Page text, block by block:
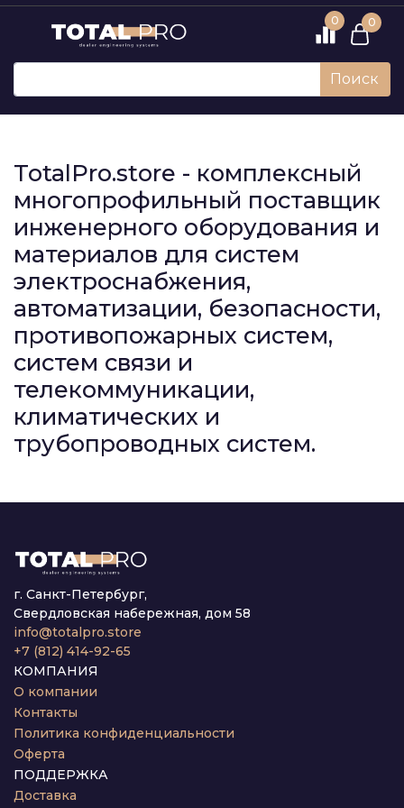
0 0
Поиск
TotalPro.store - комплексный
многопрофильный поставщик
инженерного оборудования и
материалов для систем
электроснабжения,
автоматизации, безопасности,
противопожарных систем,
систем связи и
телекоммуникации,
климатических и
трубопроводных систем.
г. Санкт-Петербург,
Свердловская набережная, дом 58
info@totalpro.store
+7 (812) 414-92-65
КОМПАНИЯ
О компании
Контакты
Политика конфиденциальности
Оферта
ПОДДЕРЖКА
Доставка